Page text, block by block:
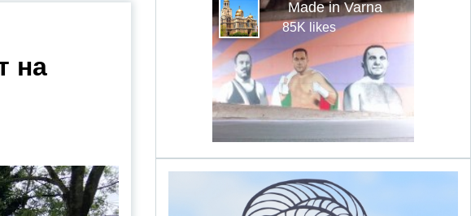
на
Made in Varna
85K likes